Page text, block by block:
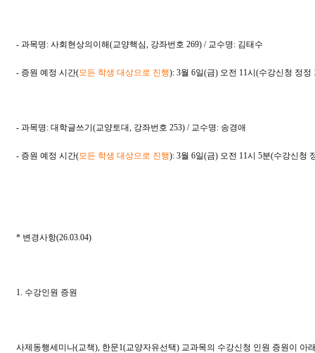
- 과목명:사회현상의이해(교양핵심, 강좌번호 269) / 교수명: 김태수
- 증원 예정 시간(모든 학생 대상으로 진행): 3월 6일(금) 오전 11시(수강신청 정
- 과목명:대학글쓰기(교양토대, 강좌번호 253) / 교수명: 송경애
- 증원 예정 시간(모든 학생 대상으로 진행): 3월 6일(금) 오전 11시 5분(수강신청
* 변경사항(26.03.04)
1. 수강인원 증원
사제동행세미나(교책), 한문1(교양자유선택) 교과목의 수강신청 인원 증원이